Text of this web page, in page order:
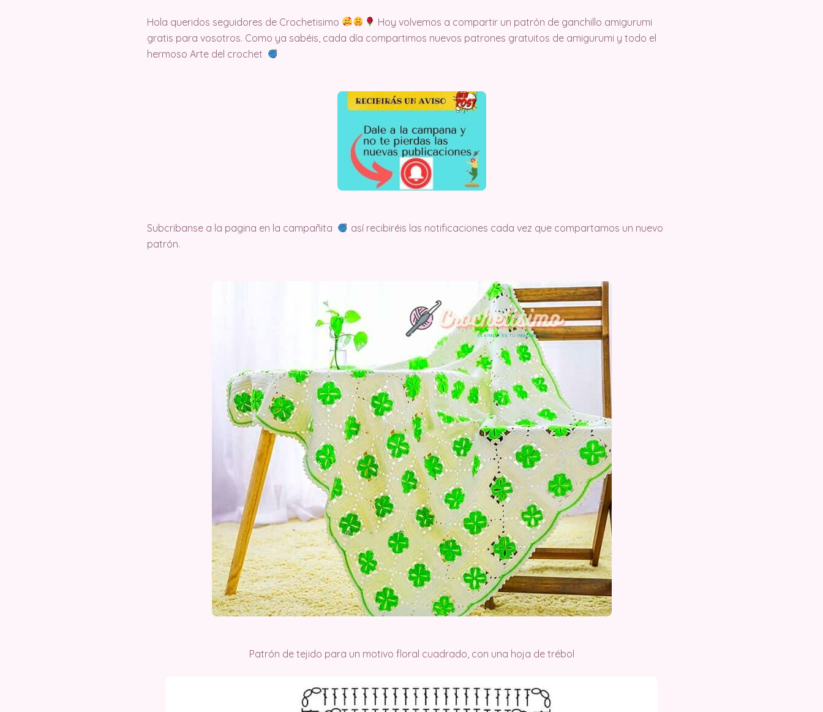
Hola queridos seguidores de Crochetisimo
Hoy volvemos a compartir un patrón de ganchillo amigurumi
gratis para vosotros. Como ya sabéis, cada día compartimos nuevos patrones gratuitos de amigurumi y todo el
hermoso Arte del crochet
Subcribanse a la pagina en la campañita
así recibiréis las notificaciones cada vez que compartamos un nuevo
patrón.
Patrón de tejido para un motivo floral cuadrado, con una hoja de trébol